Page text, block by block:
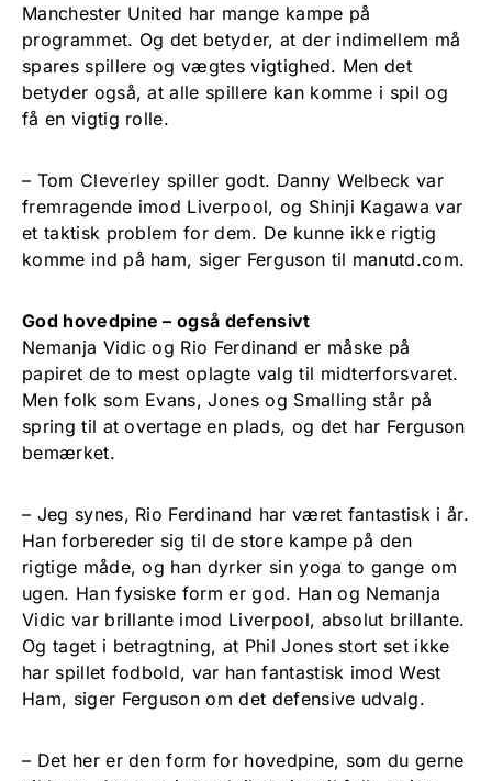
Manchester United har mange kampe på
programmet. Og det betyder, at der indimellem må
spares spillere og vægtes vigtighed. Men det
betyder også, at alle spillere kan komme i spil og
få en vigtig rolle.
– Tom Cleverley spiller godt. Danny Welbeck var
fremragende imod Liverpool, og Shinji Kagawa var
et taktisk problem for dem. De kunne ikke rigtig
komme ind på ham, siger Ferguson til manutd.com.
God hovedpine – også defensivt
Nemanja Vidic og Rio Ferdinand er måske på
papiret de to mest oplagte valg til midterforsvaret.
Men folk som Evans, Jones og Smalling står på
spring til at overtage en plads, og det har Ferguson
bemærket.
– Jeg synes, Rio Ferdinand har været fantastisk i år.
Han forbereder sig til de store kampe på den
rigtige måde, og han dyrker sin yoga to gange om
ugen. Han fysiske form er god. Han og Nemanja
Vidic var brillante imod Liverpool, absolut brillante.
Og taget i betragtning, at Phil Jones stort set ikke
har spillet fodbold, var han fantastisk imod West
Ham, siger Ferguson om det defensive udvalg.
– Det her er den form for hovedpine, som du gerne